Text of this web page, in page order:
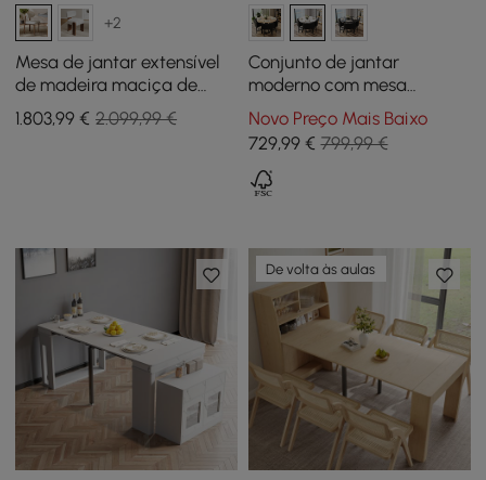
+2
Mesa de jantar extensível
de madeira maciça de
1200 mm a 2000 mm com 4
cadeiras
1.803,99 € 2.099,99 €
Conjunto de jantar
moderno com mesa
redonda de madeira
branca e 4 cadeiras pretas
Novo Preço Mais Baixo
729,99€ 799,99 €
De volta às aulas